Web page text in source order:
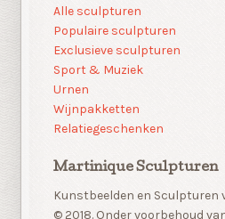
Alle sculpturen
Populaire sculpturen
Exclusieve sculpturen
Sport & Muziek
Urnen
Wijnpakketten
Relatiegeschenken
Martinique Sculpturen
Kunstbeelden en Sculpturen
© 2018. Onder voorbehoud